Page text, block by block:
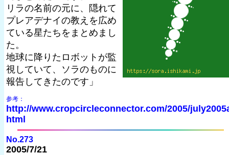
リラの名前の元に、隠れて
プレアデナイの教えを広め
ている星たちをまとめまし
た。
地球に降りたロボットが監
視していて、ソラのものに
報告してきたのです」
参考：
http://www.cropcircleconnector.com/2005/
html
No.273
2005/7/21